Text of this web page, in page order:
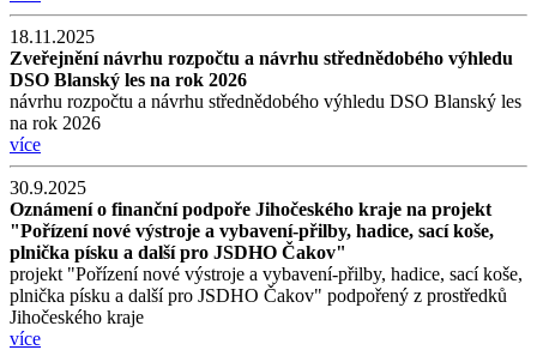
18.11.2025
Zveřejnění návrhu rozpočtu a návrhu střednědobého výhledu
DSO Blanský les na rok 2026
návrhu rozpočtu a návrhu střednědobého výhledu DSO Blanský les
na rok 2026
více
30.9.2025
Oznámení o finanční podpoře Jihočeského kraje na projekt
"Pořízení nové výstroje a vybavení-přilby, hadice, sací koše,
plnička písku a další pro JSDHO Čakov"
projekt "Pořízení nové výstroje a vybavení-přilby, hadice, sací koše,
plnička písku a další pro JSDHO Čakov" podpořený z prostředků
Jihočeského kraje
více